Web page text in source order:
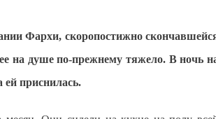
Фархи, скоропостижно
на душе по-прежнему тяжело. В ночь
ей приснилась.